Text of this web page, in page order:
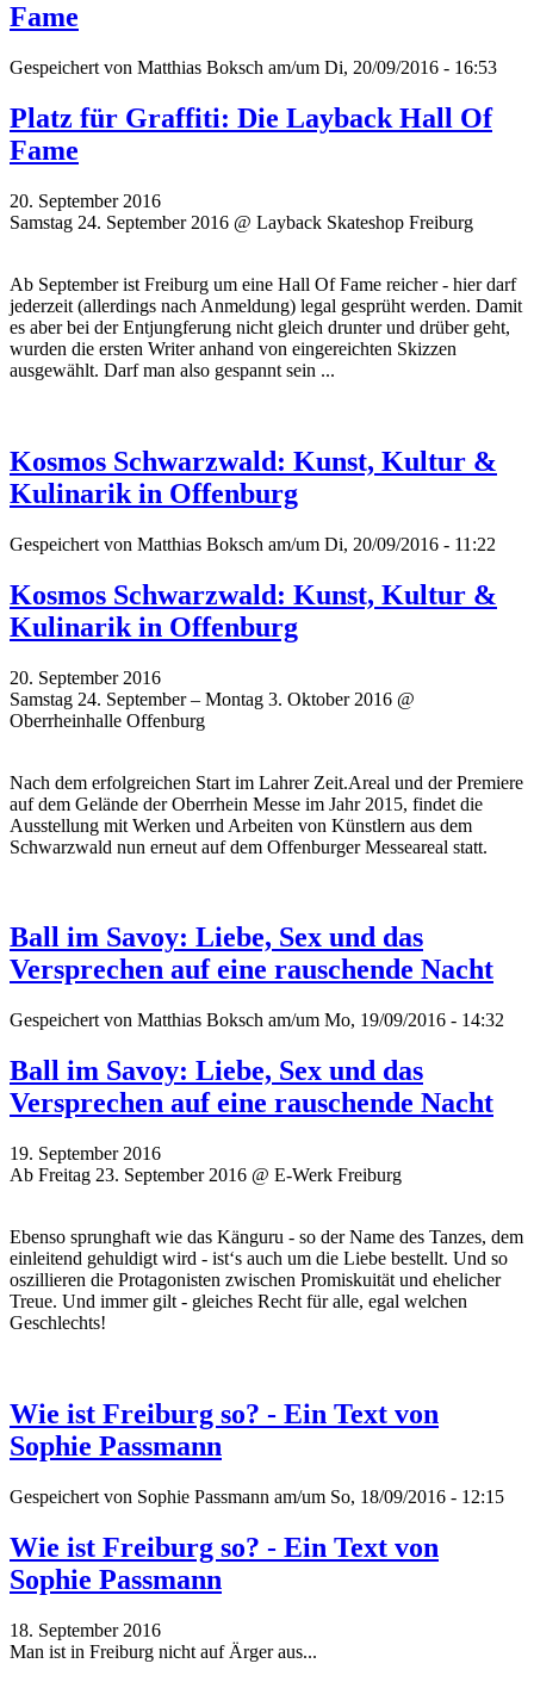
Fame
Gespeichert von Matthias Boksch am/um Di, 20/09/2016 - 16:53
Platz für Graffiti: Die Layback Hall Of
Fame
20. September 2016
Samstag 24. September 2016 @ Layback Skateshop Freiburg
Ab September ist Freiburg um eine Hall Of Fame reicher - hier darf
jederzeit (allerdings nach Anmeldung) legal gesprüht werden. Damit
es aber bei der Entjungferung nicht gleich drunter und drüber geht,
wurden die ersten Writeranhand von eingereichten Skizzen
ausgewählt. Darf man also gespannt sein ...
Kosmos Schwarzwald: Kunst, Kultur &
Kulinarik in Offenburg
Gespeichert von Matthias Boksch am/um Di, 20/09/2016 - 11:22
Kosmos Schwarzwald: Kunst, Kultur &
Kulinarik in Offenburg
20. September 2016
Samstag 24. September – Montag 3. Oktober 2016 @
Oberrheinhalle Offenburg
Nach dem erfolgreichen Start im Lahrer Zeit.Areal und der Premiere
auf dem Gelände der Oberrhein Messe im Jahr 2015, findet die
Ausstellung mit Werken und Arbeiten von Künstlern aus dem
Schwarzwald nun erneut auf dem Offenburger Messeareal statt.
Ball im Savoy: Liebe, Sex und das
Versprechen auf eine rauschende Nacht
Gespeichert von Matthias Boksch am/um Mo, 19/09/2016 - 14:32
Ball im Savoy: Liebe, Sex und das
Versprechen auf eine rauschende Nacht
19. September 2016
Ab Freitag 23. September 2016 @ E-Werk Freiburg
Ebenso sprunghaft wie das Känguru - so der Name des Tanzes, dem
einleitend gehuldigt wird - ist‘s auch um die Liebe bestellt. Und so
oszillieren die Protagonisten zwischen Promiskuität und ehelicher
Treue. Und immer gilt - gleiches Recht für alle, egal welchen
Geschlechts!
Wie ist Freiburg so? - Ein Text von
Sophie Passmann
Gespeichert von Sophie Passmann am/um So, 18/09/2016 - 12:15
Wie ist Freiburg so? - Ein Text von
Sophie Passmann
18. September 2016
Man ist in Freiburg nicht auf Ärger aus...